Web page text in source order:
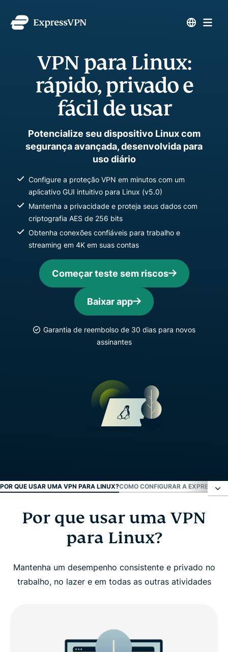
VPN para Linux:
rápido, privado e
fácil de usar
Potencialize seu dispositivo Linux com
segurança avançada, desenvolvida para
uso diário
Configure a proteção VPN em minutos com um
aplicativo GUI intuitivo para Linux (v5.0)
Mantenha a privacidade e proteja seus dados com
criptografia AES de 256 bits
Obtenha conexões confiáveis ​​para trabalho e
streaming em 4K em suas contas
Começar teste sem riscos
Baixar app
Garantia de reembolso de 30 dias para novos
assinantes
POR QUE USAR UMA VPN PARA LINUX?COMO CONFIGURAR A
Por que usar uma VPN para Linux?
Como configurar a ExpressVPN no Linux
O que procurar em uma VPN para Linux
Novidades na v5.0 (Linux)
Por que usar uma VPN
para Linux?
Mantenha um desempenho consistente e privado no
trabalho, no lazer e em todas as outras atividades